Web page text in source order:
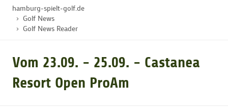
STARTSEITE
GOLFTURNIERE
hamburg-spielt-golf.de
Golf News
Golf News Reader
Vom 23.09. - 25.09. - Castanea
Resort Open ProAm